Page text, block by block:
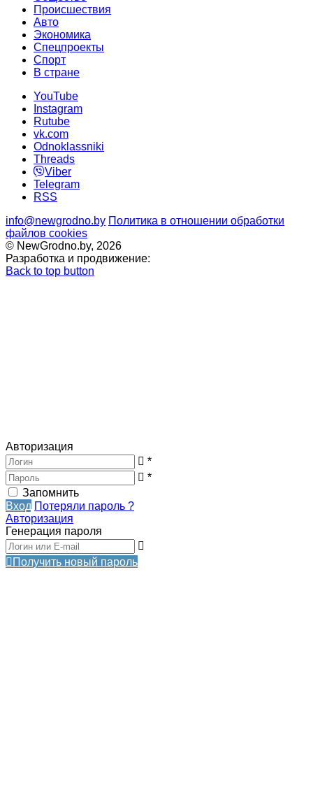
Происшествия
Авто
Экономика
Спецпроекты
Cпорт
В стране
YouTube
Instagram
Rutube
vk.com
Odnoklassniki
Threads
Viber
Telegram
RSS
info@newgrodno.by Политика в отношении обработки
файлов cookies
© NewGrodno.by, 2026
Разработка и продвижение:
Back to top button
Авторизация
*
*
Запомнить
Вход Потеряли пароль ?
Авторизация
Генерация пароля
Получить новый пароль